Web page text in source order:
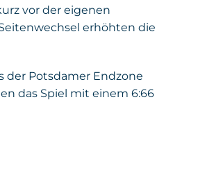
vor der eigenen
erhöhten die
der Potsdamer Endzone
das Spiel mit einem 6:66